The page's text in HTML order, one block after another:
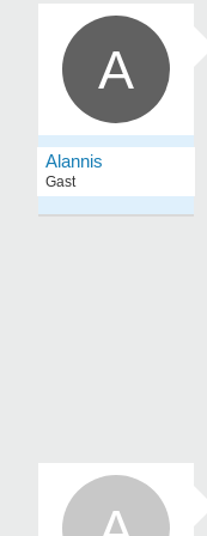
A
Alannis
Gast